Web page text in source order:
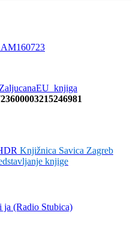
Knjižnica Savica Zagreb
knjige
Učenici OŠ Donja Stubica i ja (Radio Stubica)